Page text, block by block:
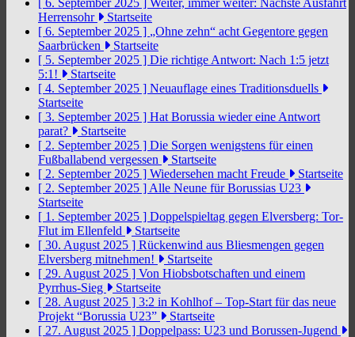
[ 6. September 2025 ] Weiter, immer weiter: Nächste Ausfahrt
Herrensohr
Startseite
[ 6. September 2025 ] „Ohne zehn“ acht Gegentore gegen
Saarbrücken
Startseite
[ 5. September 2025 ] Die richtige Antwort: Nach 1:5 jetzt
5:1!
Startseite
[ 4. September 2025 ] Neuauflage eines Traditionsduells
Startseite
[ 3. September 2025 ] Hat Borussia wieder eine Antwort
parat?
Startseite
[ 2. September 2025 ] Die Sorgen wenigstens für einen
Fußballabend vergessen
Startseite
[ 2. September 2025 ] Wiedersehen macht Freude
Startseite
[ 2. September 2025 ] Alle Neune für Borussias U23
Startseite
[ 1. September 2025 ] Doppelspieltag gegen Elversberg: Tor-
Flut im Ellenfeld
Startseite
[ 30. August 2025 ] Rückenwind aus Bliesmengen gegen
Elversberg mitnehmen!
Startseite
[ 29. August 2025 ] Von Hiobsbotschaften und einem
Pyrrhus-Sieg
Startseite
[ 28. August 2025 ] 3:2 in Kohlhof – Top-Start für das neue
Projekt “Borussia U23”
Startseite
[ 27. August 2025 ] Doppelpass: U23 und Borussen-Jugend